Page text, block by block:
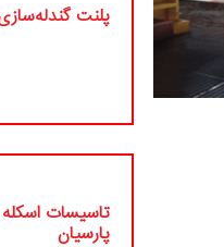
پلنت
تاسیسات
پارسیان